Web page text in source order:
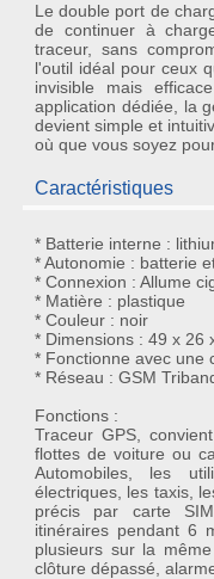
Le double port de
de continuer à
traceur, sans
l'outil idéal pour ceux
invisible mais
application dédiée, la
devient simple et
où que vous soyez
Caractéristiques
* Batterie interne :
* Autonomie : batterie
* Connexion : Allume
* Matière : plastique
* Couleur : noir
* Dimensions : 49 x 26
* Fonctionne avec une
* Réseau : GSM
Fonctions :
Traceur GPS,
flottes de voiture ou
Automobiles, les
électriques, les taxis,
précis par carte
itinéraires pendant 6
plusieurs sur la
clôture dépassé,